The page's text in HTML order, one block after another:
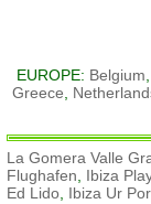
EUROPE: Belgium,
Greece,
La Gomera Valle
Flughafen, Ibiza
Ed Lido, Ibiza Ur